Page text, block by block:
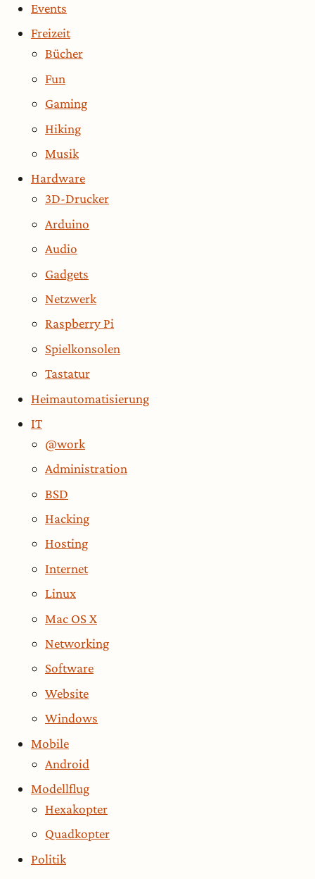
Events
Freizeit
Bücher
Fun
Gaming
Hiking
Musik
Hardware
3D-Drucker
Arduino
Audio
Gadgets
Netzwerk
Raspberry Pi
Spielkonsolen
Tastatur
Heimautomatisierung
IT
@work
Administration
BSD
Hacking
Hosting
Internet
Linux
Mac OS X
Networking
Software
Website
Windows
Mobile
Android
Modellflug
Hexakopter
Quadkopter
Politik